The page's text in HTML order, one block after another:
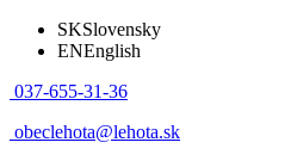
SKSlovensky
ENEnglish
037-655-31-36
obeclehota@lehota.sk